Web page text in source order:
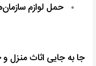
حمل لوازم
جا به جایی اثاث منزل و